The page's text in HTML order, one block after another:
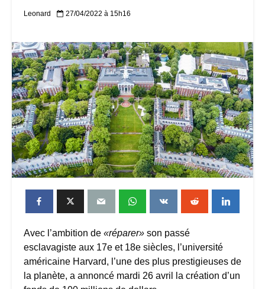
Leonard 27/04/2022 à 15h16
Avec l’ambition de «réparer» son passé
esclavagiste aux 17e et 18e siècles, l’université
américaine Harvard, l’une des plus prestigieuses de
la planète, a annoncé mardi 26 avril la création d’un